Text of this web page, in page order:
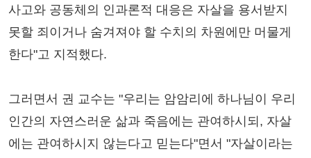
사고와 공동체의 인과론적 대응은 자살을 용서받지
못할 죄이거나 숨겨져야 할 수치의 차원에만 머물게
한다"고 지적했다.
그러면서 권 교수는 "우리는 암암리에 하나님이 우리
인간의 자연스러운 삶과 죽음에는 관여하시되, 자살
에는 관여하시지 않는다고 믿는다"면서 "자살이라는